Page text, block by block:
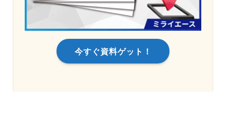
今すぐ資料ゲット！